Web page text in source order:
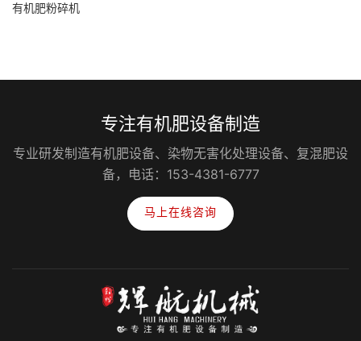
有机肥粉碎机
专注有机肥设备制造
专业研发制造有机肥设备、染物无害化处理设备、复混肥设
备，电话：153-4381-6777
马上在线咨询